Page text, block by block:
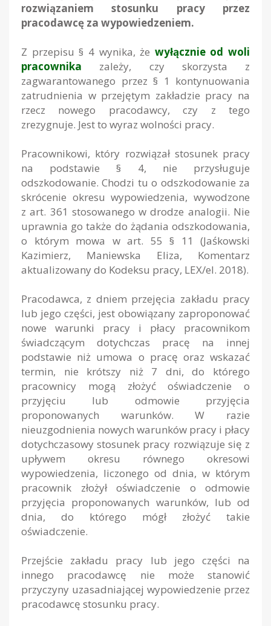
rozwiązaniem stosunku pracy przez
pracodawcę za wypowiedzeniem.
Z przepisu § 4 wynika, że wyłącznie od woli
pracownika zależy, czy skorzysta z
zagwarantowanego przez § 1 kontynuowania
zatrudnienia w przejętym zakładzie pracy na
rzecz nowego pracodawcy, czy z tego
zrezygnuje. Jest to wyraz wolności pracy.
Pracownikowi, który rozwiązał stosunek pracy
na podstawie § 4, nie przysługuje
odszkodowanie. Chodzi tu o odszkodowanie za
skrócenie okresu wypowiedzenia, wywodzone
z art. 361 stosowanego w drodze analogii. Nie
uprawnia go także do żądania odszkodowania,
o którym mowa w art. 55 § 11 (Jaśkowski
Kazimierz, Maniewska Eliza, Komentarz
aktualizowany do Kodeksu pracy, LEX/el. 2018).
Pracodawca, z dniem przejęcia zakładu pracy
lub jego części, jest obowiązany zaproponować
nowe warunki pracy i płacy pracownikom
świadczącym dotychczas pracę na innej
podstawie niż umowa o pracę oraz wskazać
termin, nie krótszy niż 7 dni, do którego
pracownicy mogą złożyć oświadczenie o
przyjęciu lub odmowie przyjęcia
proponowanych warunków. W razie
nieuzgodnienia nowych warunków pracy i płacy
dotychczasowy stosunek pracy rozwiązuje się z
upływem okresu równego okresowi
wypowiedzenia, liczonego od dnia, w którym
pracownik złożył oświadczenie o odmowie
przyjęcia proponowanych warunków, lub od
dnia, do którego mógł złożyć takie
oświadczenie.
Przejście zakładu pracy lub jego części na
innego pracodawcę nie może stanowić
przyczyny uzasadniającej wypowiedzenie przez
pracodawcę stosunku pracy.